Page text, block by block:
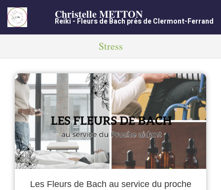
Christelle METTON
Reiki - Fleurs de Bach près de Clermont-Ferrand
Stress
Les Fleurs de Bach au service du proche